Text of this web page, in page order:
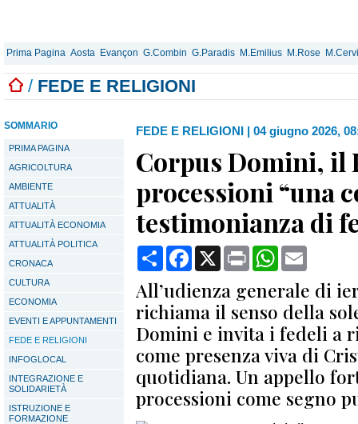
Prima Pagina Aosta Evançon G.Combin G.Paradis M.Emilius M.Rose
/ FEDE E RELIGIONI
SOMMARIO
PRIMA PAGINA
AGRICOLTURA
AMBIENTE
ATTUALITÀ
ATTUALITÀ ECONOMIA
ATTUALITÀ POLITICA
CRONACA
CULTURA
ECONOMIA
EVENTI E APPUNTAMENTI
FEDE E RELIGIONI
INFOGLOCAL
INTEGRAZIONE E
SOLIDARIETÀ
ISTRUZIONE E
FORMAZIONE
FEDE E RELIGIONI | 04 giugno 2026,
Corpus Domini, il
processioni “una
testimonianza di
CondividiFacebook
X Print WhatsApp
All’udienza generale di
richiama il senso della
Domini e invita i fedeli a
come presenza viva di
quotidiana. Un appello
processioni come segno